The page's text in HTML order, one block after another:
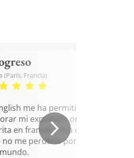
(París, Francia)
me ha permitido
mi expresión oral y
en francés. Una cita
no me perdería por nada